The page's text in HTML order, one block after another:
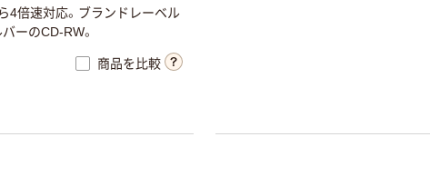
4倍速対応。ブランドレーベル
ーのCD-RW。
商品を比較